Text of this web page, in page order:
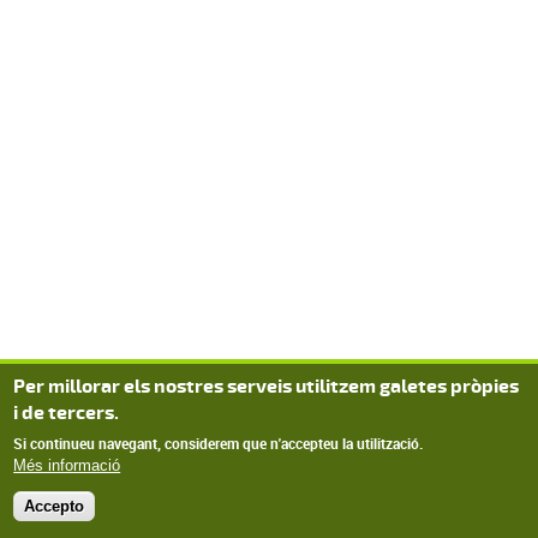
Per millorar els nostres serveis utilitzem galetes pròpies
i de tercers.
Si continueu navegant, considerem que n'accepteu la utilització.
Més informació
Accepto